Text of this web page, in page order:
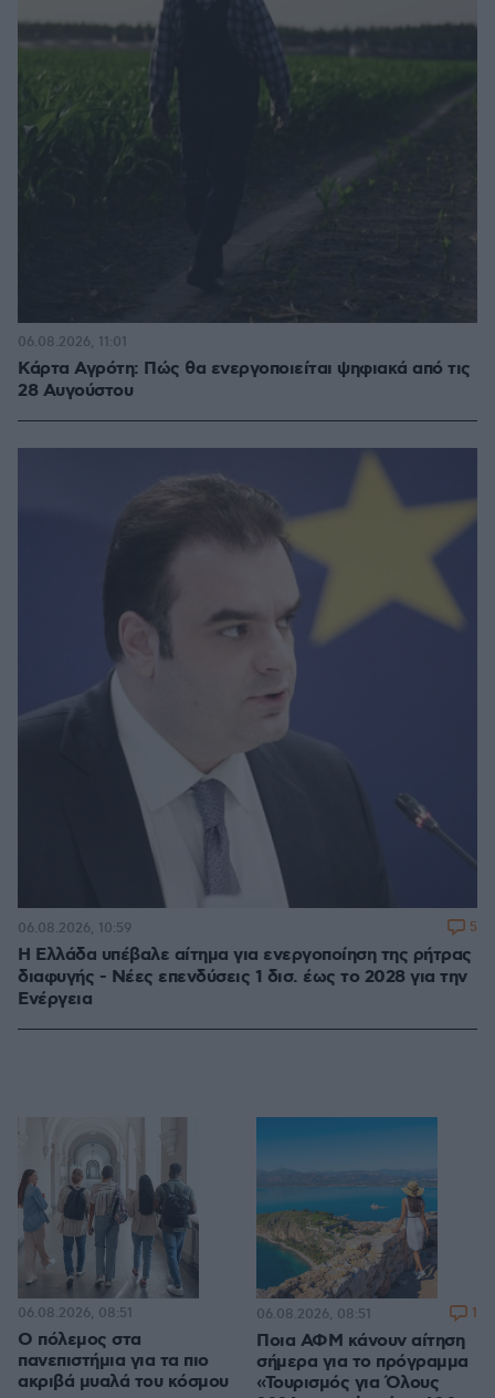
Κάρτα Αγρότη: Πώς θα ενεργοποιείται ψηφιακά από τις
28 Αυγούστου
06.08.2026, 11:01
Η Ελλάδα υπέβαλε αίτημα για ενεργοποίηση της ρήτρας
διαφυγής - Νέες επενδύσεις 1 δισ. έως το 2028 για την
Ενέργεια
06.08.2026, 10:59 5
Ο πόλεμος στα
πανεπιστήμια για τα πιο
ακριβά μυαλά του κόσμου
06.08.2026, 08:51
Ποια ΑΦΜ κάνουν αίτηση
σήμερα για το πρόγραμμα
«Τουρισμός για Όλους
06.08.2026, 08:51 1